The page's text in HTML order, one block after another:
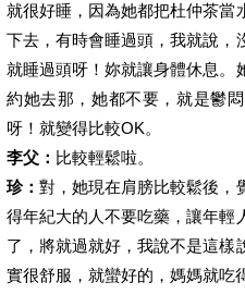
就很好睡，因為她都把杜仲茶當
下去，有時會睡過頭，我就說，
就睡過頭呀！妳就讓身體休息。
約她去那，她都不要，就是鬱
呀！就變得比較OK。
李父： 比較輕鬆啦。
珍：對，她現在肩膀比較鬆後，
得年紀大的人不要吃藥，讓年輕
了，將就過就好，我說不是這樣
實很舒服，就蠻好的，媽媽就吃